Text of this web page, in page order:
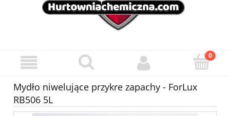
Mydło niwelujące przykre zapachy - ForLux
RB506 5L